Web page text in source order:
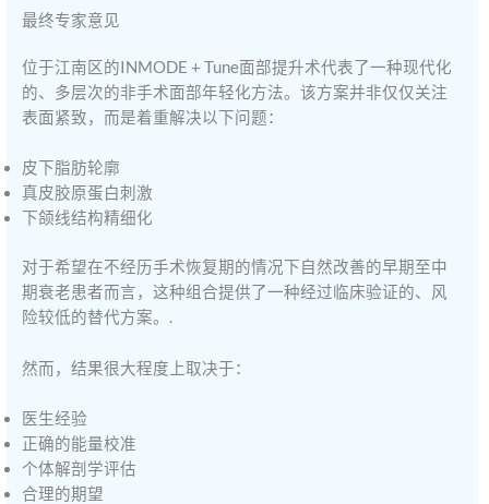
最终专家意见
位于江南区的INMODE + Tune面部提升术代表了一种现代化
的、多层次的非手术面部年轻化方法。该方案并非仅仅关注
表面紧致，而是着重解决以下问题：
皮下脂肪轮廓
真皮胶原蛋白刺激
下颌线结构精细化
对于希望在不经历手术恢复期的情况下自然改善的早期至中
期衰老患者而言，这种组合提供了一种经过临床验证的、风
险较低的替代方案。.
然而，结果很大程度上取决于：
医生经验
正确的能量校准
个体解剖学评估
合理的期望